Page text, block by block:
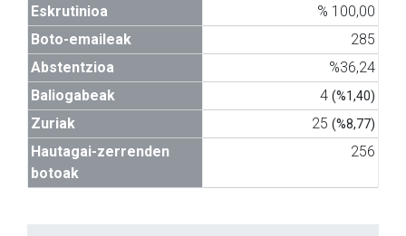
Eskrutinioa
% 100,00
Boto-emaileak
285
Abstentzioa
%36,24
Baliogabeak
4 (%1,40)
Zuriak 25 (%8,77)
Hautagai-zerrenden
botoak
256